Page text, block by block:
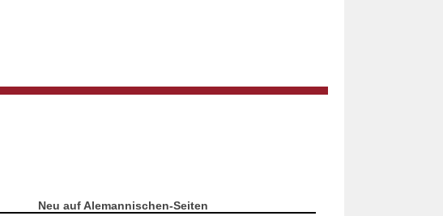
Neu auf Alemannischen-Seiten